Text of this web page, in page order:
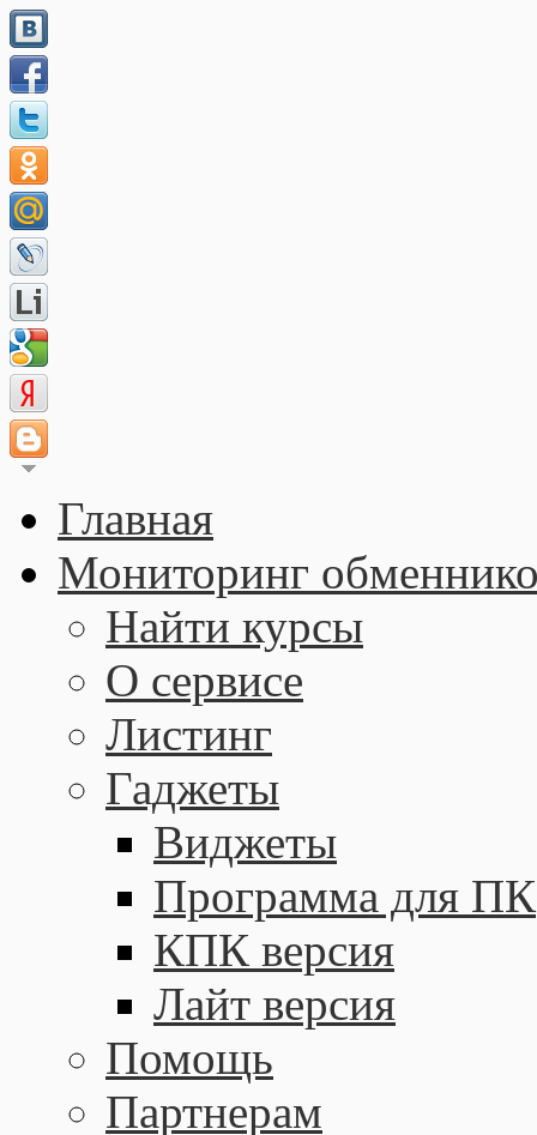
Главная
Мониторинг
Найти курсы
О сервисе
Листинг
Гаджеты
Виджеты
Программа для ПК
КПК версия
Лайт версия
Помощь
Партнерам